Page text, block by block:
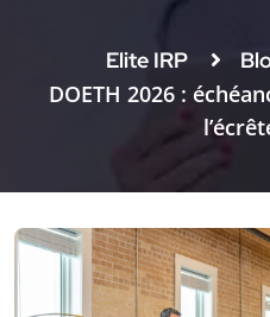
Elite IRP
DOETH 2026 :